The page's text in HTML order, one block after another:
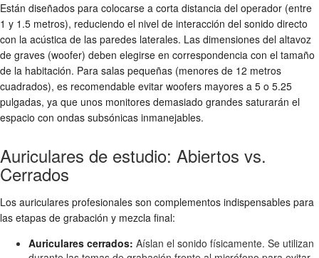
Están diseñados para colocarse a corta distancia del operador (entre
1 y 1.5 metros), reduciendo el nivel de interacción del sonido directo
con la acústica de las paredes laterales. Las dimensiones del altavoz
de graves (woofer) deben elegirse en correspondencia con el tamaño
de la habitación. Para salas pequeñas (menores de 12 metros
cuadrados), es recomendable evitar woofers mayores a 5 o 5.25
pulgadas, ya que unos monitores demasiado grandes saturarán el
espacio con ondas subsónicas inmanejables.
Auriculares de estudio: Abiertos vs.
Cerrados
Los auriculares profesionales son complementos indispensables para
las etapas de grabación y mezcla final:
Auriculares cerrados: Aíslan el sonido físicamente. Se utilizan